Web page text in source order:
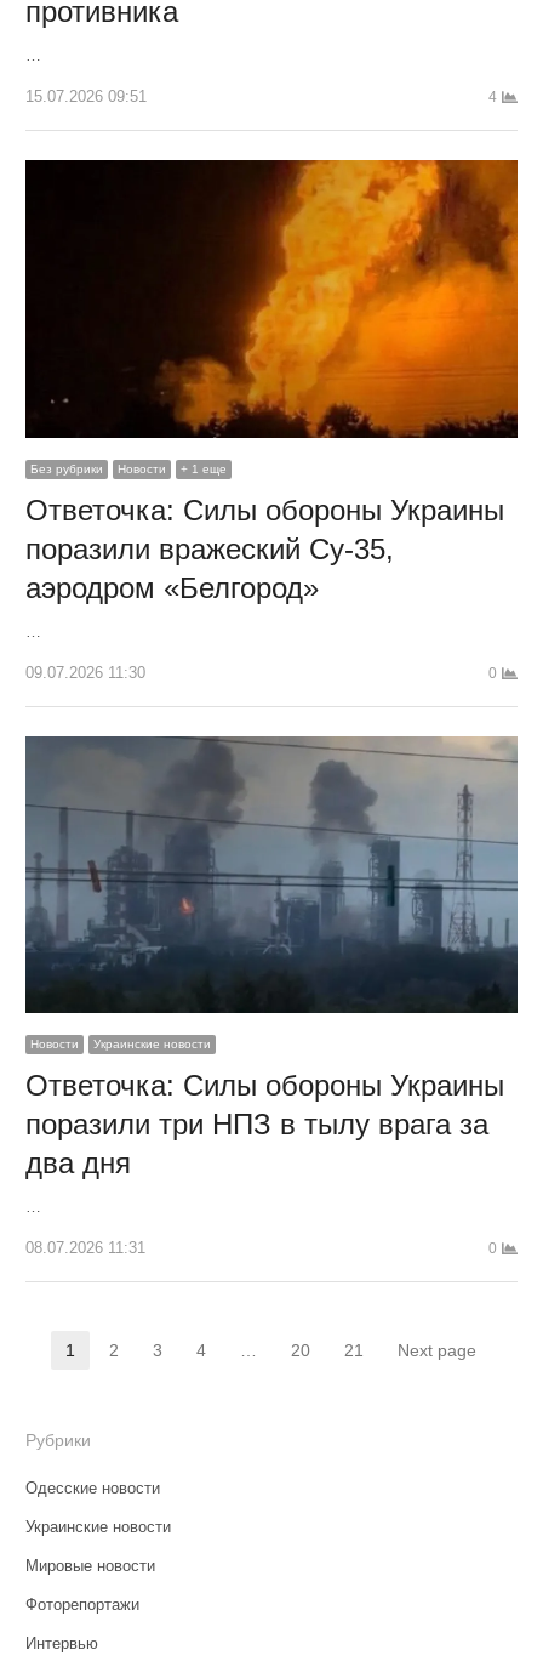
противника
…
15.07.2026 09:51 4
Без рубрики Новости + 1 еще
Ответочка: Силы обороны Украины
поразили вражеский Су-35,
аэродром «Белгород»
09.07.2026 11:30 0
Новости Украинские новости
Ответочка: Силы обороны Украины
поразили три НПЗ в тылу врага за
два дня
…
08.07.2026 11:31 0
Навигация
записям
Страница
1 Страница
2 Страница
3 Страница
4 Страница
20 Страница
21 Next page
Рубрики
Одесские новости
Украинские новости
Мировые новости
Фоторепортажи
Интервью